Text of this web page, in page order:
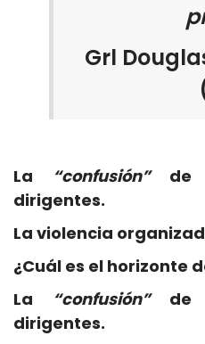
Grl
La “confusión”de
dirigentes.
La violencia
¿Cuál es el horizonte
La
“confusión”de
dirigentes.